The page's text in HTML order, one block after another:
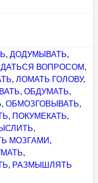
, ДОДУМЫВАТЬ,
ВОПРОСОМ,
,ЛОМАТЬ ГОЛОВУ,
,ОБДУМАТЬ,
,ОБМОЗГОВЫВАТЬ,
, ПОКУМЕКАТЬ,
,
МОЗГАМИ ,
,
, РАЗМЫШЛЯТЬ